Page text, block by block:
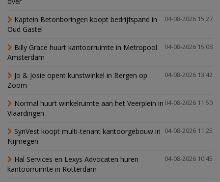
04-08-2026 15:27
Kaptein Betonboringen koopt bedrijfspand in
Oud Gastel
04-08-2026 15:08
Billy Grace huurt kantoorruimte in Metropool
Amsterdam
04-08-2026 13:42
Jo & Josie opent kunstwinkel in Bergen op
Zoom
04-08-2026 11:50
Normal huurt winkelruimte aan het Veerplein in
Vlaardingen
04-08-2026 11:25
SynVest koopt multi-tenant kantoorgebouw in
Nijmegen
04-08-2026 10:45
Hal Services en Lexys Advocaten huren
kantoorruimte in Rotterdam